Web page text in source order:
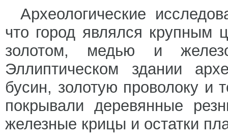
Археологические
что город являлся крупным
золотом, медью и
Эллиптическом здании
бусин, золотую проволоку и
покрывали деревянные
железные крицы и остатки